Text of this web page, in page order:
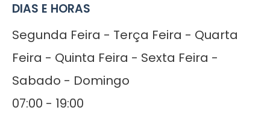
DIAS E HORAS
Segunda Feira - Terça Feira - Quarta
Feira - Quinta Feira - Sexta Feira -
Sabado - Domingo
07:00 - 19:00